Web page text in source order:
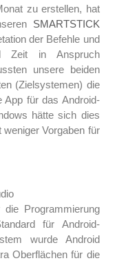
zu erstellen, hat
SMARTSTICK
der Befehle und
Zeit in Anspruch
unsere beiden
(Zielsystemen) die
App für das Android-
hätte sich dies
Vorgaben für
Programmierung
für Android-
wurde Android
Oberflächen für die